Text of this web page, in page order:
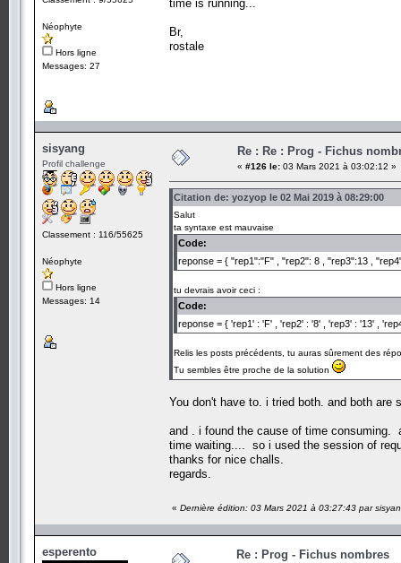
Néophyte
Hors ligne
Messages: 27
time is running...
Br,
rostale
sisyang
Profil challenge
Classement : 116/55625
Néophyte
Hors ligne
Messages: 14
Re : Re : Prog - Fichus
« #126 le: 03 Mars 2021 à 03:02:12 »
Citation de: yozyop le 02 Mai 2019 à 08:29:00
Salut
ta syntaxe est mauvaise
Code:
reponse = { "rep1":"F" , "rep2": 8 , "rep3":13 ,
tu devrais avoir ceci :
Code:
reponse = { 'rep1' : 'F' , 'rep2' : '8' , 'rep3' : '13' ,
Relis les posts précédents, tu auras sûrement des
Tu sembles être proche de la solution
You don't have to. i tried both. and both are
and . i found the cause of time
time waiting.... so i used the session of
thanks for nice challs.
regards.
« Dernière édition: 03 Mars 2021 à 03:27:43 par
esperento Re : Prog - Fichus nombres